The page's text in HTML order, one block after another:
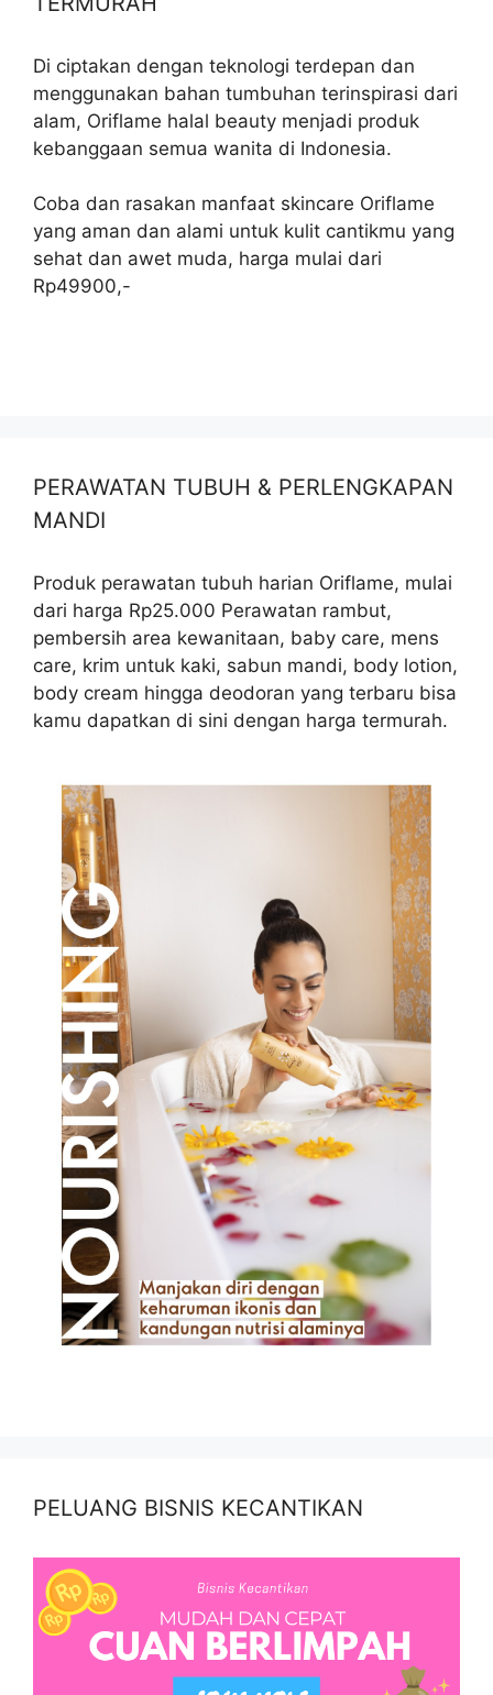
Di ciptakan dengan teknologi terdepan dan
menggunakan bahan tumbuhan terinspirasi dari
alam, Oriflame halal beauty menjadi produk
kebanggaan semua wanita di Indonesia.
Coba dan rasakan manfaat skincare Oriflame
yang aman dan alami untuk kulit cantikmu yang
sehat dan awet muda, harga mulai dari
Rp49900,-
PERAWATAN TUBUH & PERLENGKAPAN
MANDI
Produk perawatan tubuh harian Oriflame, mulai
dari harga Rp25.000 Perawatan rambut,
pembersih area kewanitaan, baby care, mens
care, krim untuk kaki, sabun mandi, body lotion,
body cream hingga deodoran yang terbaru bisa
kamu dapatkan di sini dengan harga termurah.
PELUANG BISNIS KECANTIKAN